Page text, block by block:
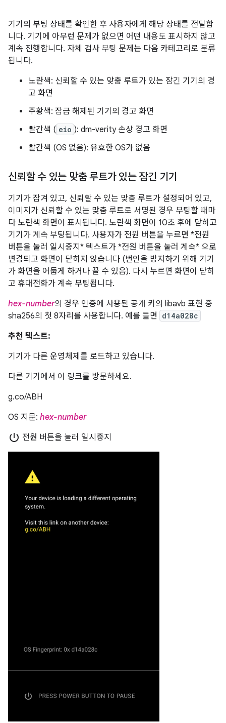
기기의 부팅 상태를 확인한 후 사용자에게 해당 상태를 전달합
니다. 기기에 아무런 문제가 없으면 어떤 내용도 표시하지 않고
계속 진행합니다. 자체 검사 부팅 문제는 다음 카테고리로 분류
됩니다.
노란색: 신뢰할 수 있는 맞춤 루트가 있는 잠긴 기기의 경
고 화면
주황색: 잠금 해제된 기기의 경고 화면
빨간색 ( eio ): dm-verity 손상 경고 화면
빨간색 (OS 없음): 유효한 OS가 없음
신뢰할 수 있는 맞춤 루트가 있는 잠긴 기기
기기가 잠겨 있고, 신뢰할 수 있는 맞춤 루트가 설정되어 있고,
이미지가 신뢰할 수 있는 맞춤 루트로 서명된 경우 부팅할 때마
다 노란색 화면이 표시됩니다. 노란색 화면이 10초 후에 닫히고
기기가 계속 부팅됩니다. 사용자가 전원 버튼을 누르면 *전원
버튼을 눌러 일시중지* 텍스트가 *전원 버튼을 눌러 계속* 으로
변경되고 화면이 닫히지 않습니다 (번인을 방지하기 위해 기기
가 화면을 어둡게 하거나 끌 수 있음). 다시 누르면 화면이 닫히
고 휴대전화가 계속 부팅됩니다.
hex-number의 경우 인증에 사용된 공개 키의 libavb 표현 중
sha256의 첫 8자리를 사용합니다. 예를 들면
d14a028c
추천 텍스트:
기기가 다른 운영체제를 로드하고 있습니다.
다른 기기에서 이 링크를 방문하세요.
g.co/ABH
OS 지문: hex-number
power_settings_new 전원 버튼을 눌러 일시중지